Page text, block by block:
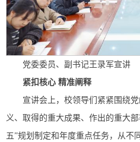
党委委员、副书记王录军宣讲
紧扣核心 精准阐释
宣讲会上，校领导们紧紧围绕
义、取得的重大成果、作出的重大
五”规划制定和年度重点任务，从不